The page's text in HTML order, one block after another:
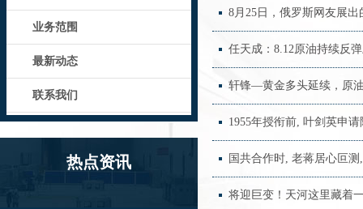
业务范围
最新动态
联系我们
热点资讯
8月25日，俄罗斯网友展
任天成：8.12原油持续反
轩锋—黄金多头延续，原
1955年授衔前, 叶剑英申
国共合作时, 老蒋居心叵
将迎巨变！天河这里藏着